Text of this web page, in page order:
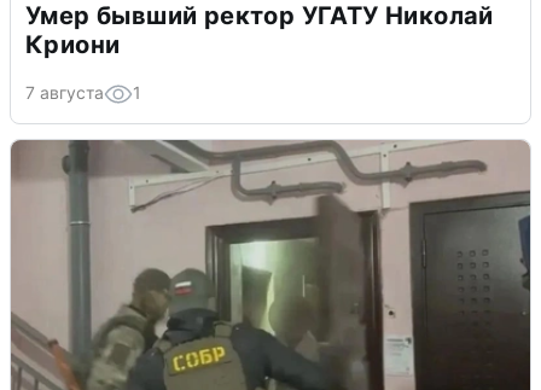
Умер бывший ректор УГАТУ Николай
Криони
7 августа 1